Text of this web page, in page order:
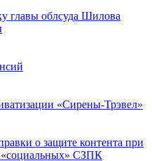
главы облсуда Шилова
«Сирены-Трэвел»
о защите контента при
«социальных» СЗПК